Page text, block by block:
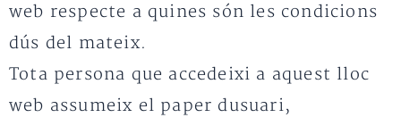
web respecte a quines són les condicions
dús del mateix.
Tota persona que accedeixi a aquest lloc
web assumeix el paper dusuari,